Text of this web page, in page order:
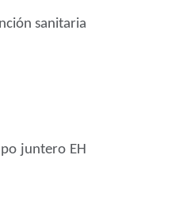
sanitaria
juntero EH